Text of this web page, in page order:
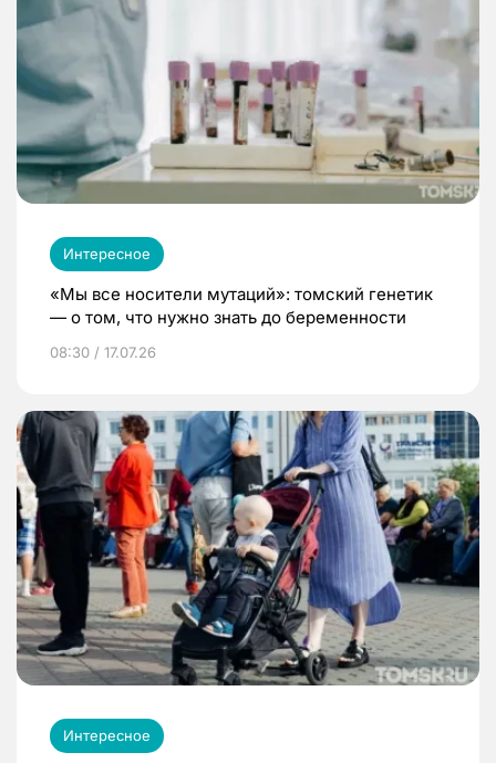
Интересное
«Мы все носители мутаций»: томский генетик
— о том, что нужно знать до беременности
08:30 / 17.07.26
Интересное